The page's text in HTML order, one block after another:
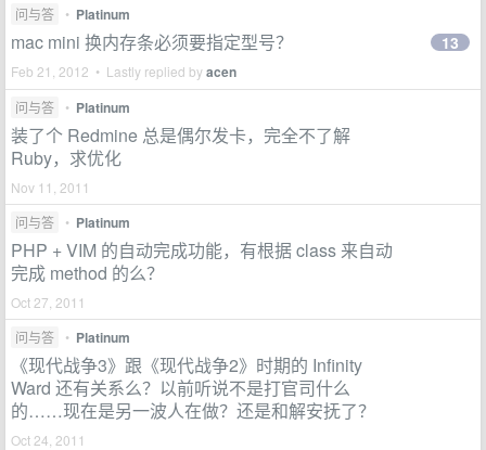
问与答 • Platinum
mac mini 换内存条必须要指定型号？
Feb 21, 2012 • Lastly replied byacen
13
问与答 • Platinum
装了个 Redmine 总是偶尔发卡，完全不了解
Ruby，求优化
Nov 11, 2011
问与答
• Platinum
PHP + VIM 的自动完成功能，有根据 class 来自动
完成 method 的么？
Oct 27, 2011
问与答
• Platinum
《现代战争3》跟《现代战争2》时期的 Infinity
Ward 还有关系么？以前听说不是打官司什么
的……现在是另一波人在做？还是和解安抚了？
Oct 24, 2011